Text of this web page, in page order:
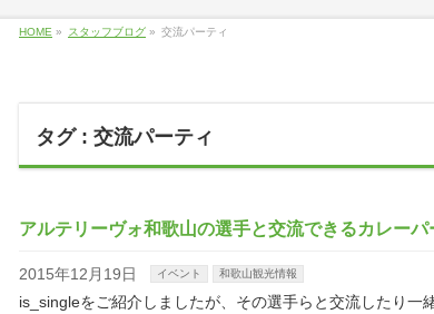
HOME » スタッフブログ » 交流パーティ
タグ : 交流パーティ
アルテリーヴォ和歌山の選手と交流できるカレー
2015年12月19日 イベント 和歌山観光情報
is_singleをご紹介しましたが、その選手らと交流したり一